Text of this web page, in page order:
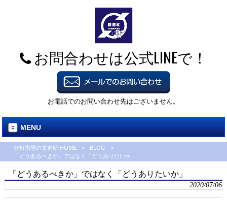
お問合わせは公式LINEで！
お電話でのお問い合わせ先はございません。
MENU
分析指導の栄進研 HOME > BLOG
>
「どうあるべきか」ではなく「どうありたいか」
「どうあるべきか」ではなく「どうありたいか」
2020/07/06